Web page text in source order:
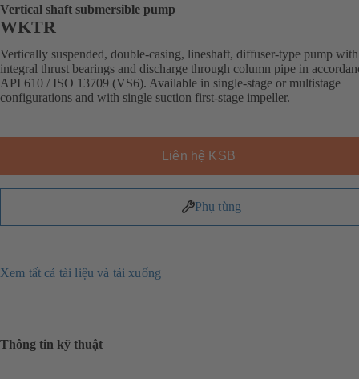
Vertical shaft submersible pump
WKTR
Vertically suspended, double-casing, lineshaft, diffuser-type pump with
integral thrust bearings and discharge through column pipe in
API 610 / ISO 13709 (VS6). Available in single-stage or multistage
configurations and with single suction first-stage impeller.
Liên hệ KSB
Phụ tùng
Xem tất cả tài liệu và tải xuống
Thông tin kỹ thuật